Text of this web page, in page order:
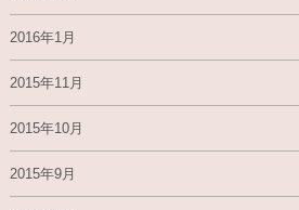
2016年1月
2015年11月
2015年10月
2015年9月